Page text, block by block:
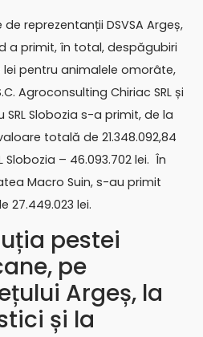
reprezentanții DSVSA Argeș,
a primit, în total, despăgubiri
pentru animalele omorâte,
Agroconsulting Chiriac SRL și
SRL Slobozia s-a primit, de la
totală de 21.348.092,84
Slobozia – 46.093.702 lei. În
Macro Suin, s-au primit
27.449.023 lei.
pestei
pe
Argeș, la
și la